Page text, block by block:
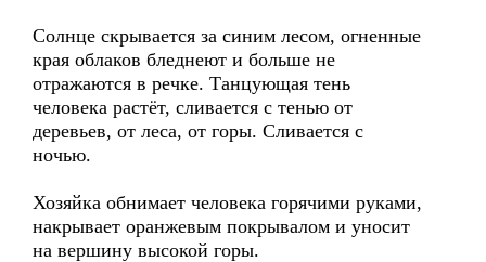
Солнце скрывается за синим лесом, огненные
края облаков бледнеют и больше не
отражаются в речке. Танцующая тень
человека растёт, сливается с тенью от
деревьев, от леса, от горы. Сливается с
ночью.
Хозяйка обнимает человека горячими руками,
накрывает оранжевым покрывалом и уносит
на вершину высокой горы.